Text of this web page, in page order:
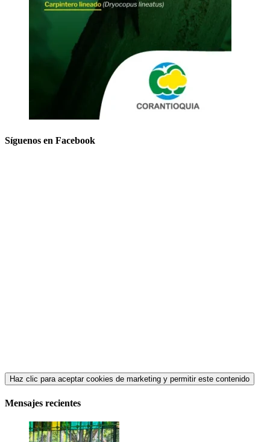
Síguenos en Facebook
Haz clic para aceptar cookies de marketing y permitir este contenido
Mensajes recientes